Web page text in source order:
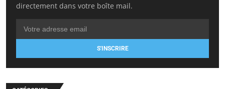
directement dans votre boîte mail.
S'INSCRIRE